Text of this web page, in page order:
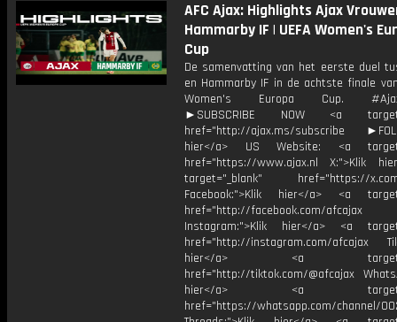
AFC Ajax: Highlights Ajax
Hammarby IF | UEFA Women's
Cup
De samenvatting van het eerste duel
en Hammarby IF in de achtste finale
Women's Europa Cup.
►SUBSCRIBE NOW <a
href="http://ajax.ms/subscribe
hier</a> US Website: <a
href="https://www.ajax.nl X:">Klik
target="_blank" href="https://x.com/
Facebook:">Klik hier</a> <a
href="http://facebook.com/afcajax
Instagram:">Klik hier</a> <a
href="http://instagram.com/afcajax
hier</a> <a
href="http://tiktok.com/@afcajax
hier</a> <a
href="https://whatsapp.com/channel/